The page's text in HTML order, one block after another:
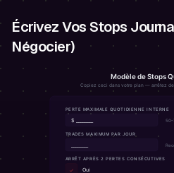
Écrivez Vos Stops
Négocier)